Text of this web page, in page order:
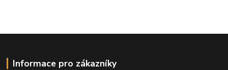
Informace pro zákazníky